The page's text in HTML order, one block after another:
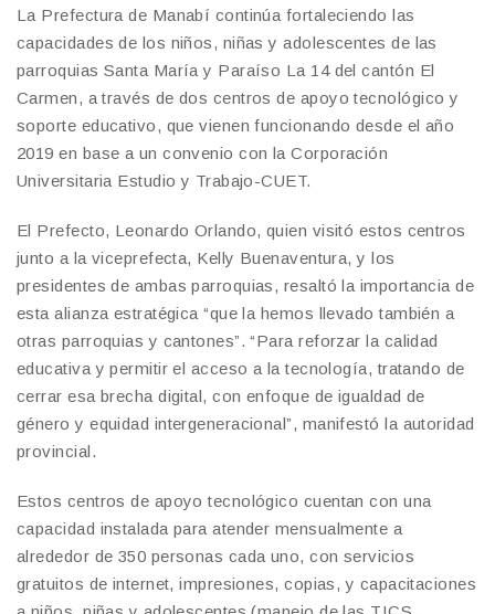
La Prefectura de Manabí continúa fortaleciendo las
capacidades de los niños, niñas y adolescentes de las
parroquias Santa María y Paraíso La 14 del cantón El
Carmen, a través de dos centros de apoyo tecnológico y
soporte educativo, que vienen funcionando desde el año
2019 en base a un convenio con la Corporación
Universitaria Estudio y Trabajo-CUET.
El Prefecto, Leonardo Orlando, quien visitó estos centros
junto a la viceprefecta, Kelly Buenaventura, y los
presidentes de ambas parroquias, resaltó la importancia de
esta alianza estratégica “que la hemos llevado también a
otras parroquias y cantones”. “Para reforzar la calidad
educativa y permitir el acceso a la tecnología, tratando de
cerrar esa brecha digital, con enfoque de igualdad de
género y equidad intergeneracional”, manifestó la autoridad
provincial.
Estos centros de apoyo tecnológico cuentan con una
capacidad instalada para atender mensualmente a
alrededor de 350 personas cada uno, con servicios
gratuitos de internet, impresiones, copias, y capacitaciones